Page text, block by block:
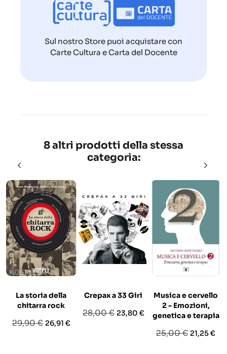
Sul nostro Store puoi acquistare con
Carte Cultura e Carta del Docente
8 altri prodotti della stessa
categoria:
La storia della
chitarra rock
Prezzo
29,90 € Prezzo
26,91 €
Crepax a 33 Giri
Prezzo
28,00 € Prezzo
23,80 €
Musica e cervello
2 - Emozioni,
genetica e terapia
Prezzo
25,00 € Prezzo
21,25 €